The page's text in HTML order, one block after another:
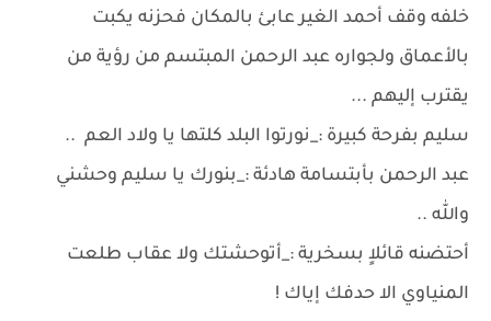
خلفه وقف أحمد الغير عابئ بالمكان فحزنه يكبت
بالأعماق ولجواره عبد الرحمن المبتسم من رؤية من
يقترب إليهم ...
سليم بفرحة كبيرة :_نورتوا البلد كلتها يا ولاد العم ..
عبد الرحمن بأبتسامة هادئة :_بنورك يا سليم وحشني
والله ..
أحتضنه قائلاٍ بسخرية :_أتوحشتك ولا عقاب طلعت
المنياوي الا حدفك إياك !